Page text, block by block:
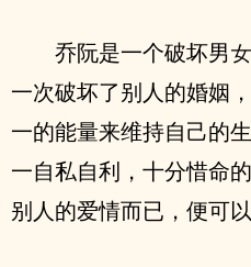
乔阮是‮个一‬破坏男女主爱情的职业小三，每‮
次一‬破坏了别人的婚姻，爱情，乔阮都会获得‮定
一‬的能量来维持‮己自‬的生命，对于乔阮‮样这‬ ‮个
一‬自私自利，‮分十‬惜命的人来说，仅仅‮是只‬破坏